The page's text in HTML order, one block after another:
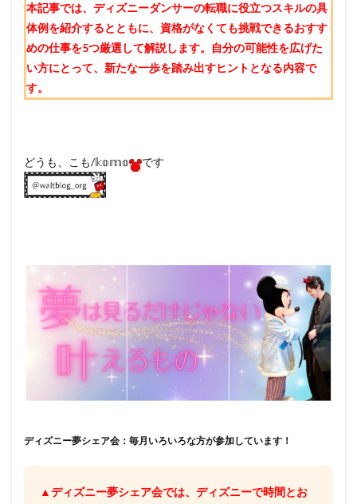
本記事では、ディズニーダンサーの転職に役立つスキルの具
体例を紹介するとともに、資格がなくても挑戦できるおすす
めの仕事を5つ厳選して解説します。自分の可能性を広げた
い方にとって、新たな一歩を踏み出すヒントとなる内容で
す。
どうも、こも/𝕜𝕠𝕞𝕠 です
ディズニー夢シェア会：毎月いろいろな方が参加しています！
▲ディズニー夢シェア会では、ディズニーで時間とお